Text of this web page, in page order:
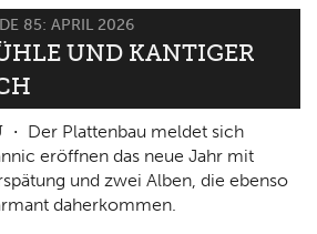
85: APRIL 2026
UND KANTIGER W
Der Plattenbau meldet sich
eröffnen das neue Jahr mit
und zwei Alben, die ebenso
daherkommen.